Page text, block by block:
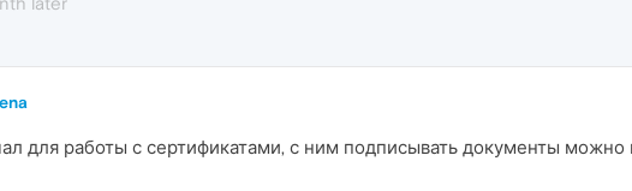
для работы с сертификатами, с ним подписывать документы